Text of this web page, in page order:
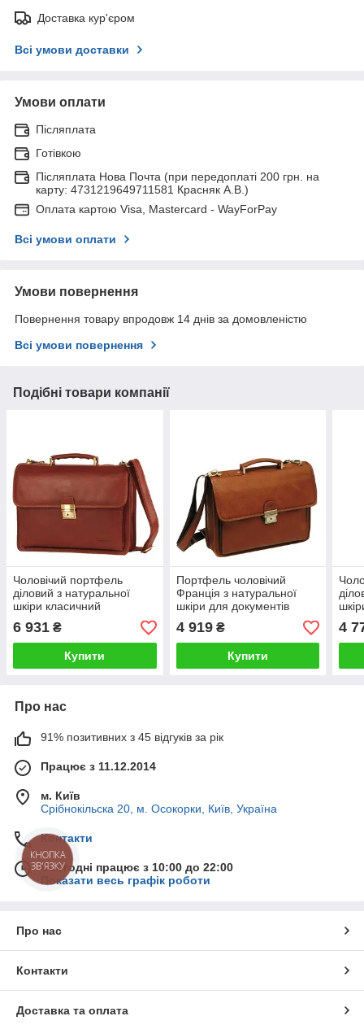
Доставка кур'єром
Всі умови доставки
Умови оплати
Післяплата
Готівкою
Післяплата Нова Почта (при передоплаті 200 грн. на
карту: 4731219649711581 Красняк А.В.)
Оплата картою Visa, Mastercard - WayForPay
Всі умови оплати
Умови повернення
Повернення товару впродовж 14 днів за домовленістю
Всі умови повернення
Подібні товари компанії
Чоловічий портфель
діловий з натуральної
шкіри класичний
коричневий
6 931 ₴
Купити
Портфель чоловічий
Франція з натуральної
шкіри для документів
класичний
4 919₴
Купити
4
Про нас
91% позитивних з 45 відгуків за рік
Працює з 11.12.2014
м. Київ
Срібнокільска 20, м. Осокорки, Київ, Україна
Контакти
Сьогодні працює з 10:00 до 22:00
Показати весь графік роботи
Про нас
Контакти
Доставка та оплата
КНОПКА
ЗВ'ЯЗКУ